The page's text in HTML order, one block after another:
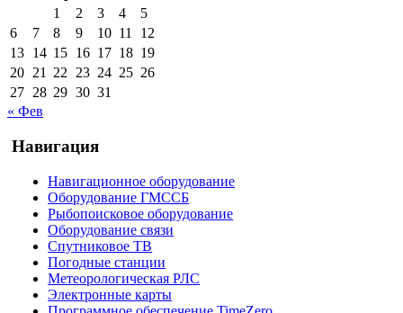
1
2 3 4
5
6
7 8 9 10 11
12
13 14 15 16 17 18 19
20 21 22 23 24 25 26
27 28 29 30 31
« Фев
Навигация
Навигационное оборудование
Оборудование ГМССБ
Рыбопоисковое оборудование
Оборудование связи
Спутниковое ТВ
Погодные станции
Метеорологическая РЛС
Электронные карты